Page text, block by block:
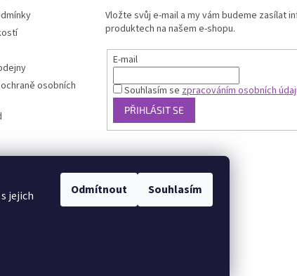
jejich
Odmítnout Souhlasím
osobních
Vložte svůj e-mail a my vám budeme zasílat
produktech na našem e-shopu.
E-mail
Souhlasím se zpracováním osobních
PŘIHLÁSIT SE